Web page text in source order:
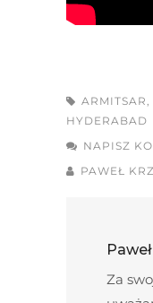
ARMITSAR
HYDERABAD
NAPISZ
PAWEŁ
Za